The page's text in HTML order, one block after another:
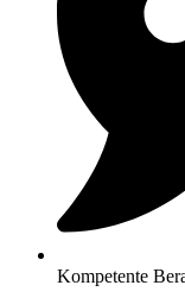
Kompetente